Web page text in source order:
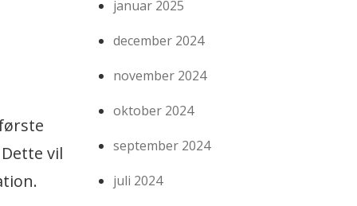
vil
januar 2025
december 2024
november 2024
oktober 2024
september 2024
juli 2024